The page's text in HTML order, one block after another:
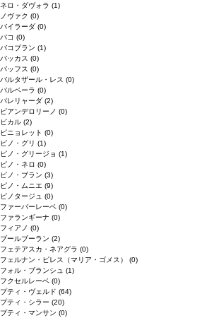
ネロ・ダヴォラ (1)
ノヴァク (0)
バイラーダ (0)
バコ (0)
バコブラン (1)
バッカス (0)
バッフス (0)
バルタザール・レス (0)
バルベーラ (0)
パレリャーダ (2)
ピアンデロリーノ (0)
ビカル (2)
ピニョレット (0)
ピノ・グリ (1)
ピノ・グリージョ (1)
ピノ・ネロ (0)
ピノ・ブラン (3)
ピノ・ムニエ (9)
ピノタージュ (0)
ファーバーレーベ (0)
ファランギーナ (0)
フィアノ (0)
ブールブーラン (2)
フェテアスカ・ネアグラ (0)
フェルナン・ピレス（マリア・ゴメス） (0)
フォル・ブランシュ (1)
フクセルレーベ (0)
プティ・ヴェルド (64)
プティ・シラー (20)
プティ・マンサン (0)